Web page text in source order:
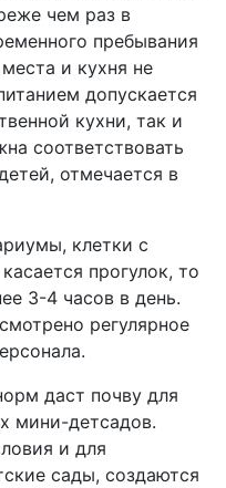
чем раз в
пребывания
и кухня не
допускается
кухни, так и
соответствовать
отмечается в
клетки с
прогулок, то
3-4 часов в день.
регулярное
даст почву для
мини-детсадов.
и для
сады, создаются